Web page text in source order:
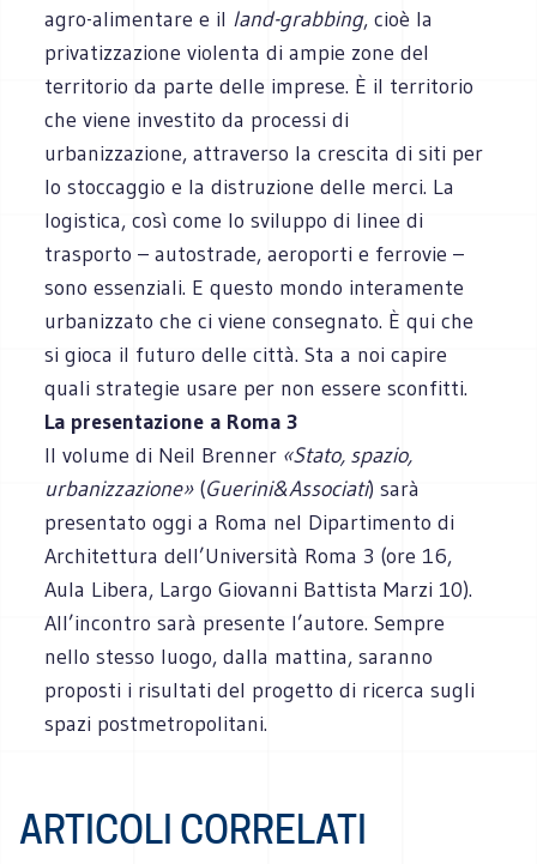
agro-alimentare e il land-grabbing, cioè la
privatizzazione violenta di ampie zone del
territorio da parte delle imprese. È il territorio
che viene investito da processi di
urbanizzazione, attraverso la crescita di siti per
lo stoccaggio e la distruzione delle merci. La
logistica, così come lo sviluppo di linee di
trasporto – autostrade, aeroporti e ferrovie –
sono essenziali. E questo mondo interamente
urbanizzato che ci viene consegnato. È qui che
si gioca il futuro delle città. Sta a noi capire
quali strategie usare per non essere sconfitti.
La presentazione a Roma 3
Il volume di Neil Brenner «Stato, spazio,
urbanizzazione»(Guerini&Associati) sarà
presentato oggi a Roma nel Dipartimento di
Architettura dell’Università Roma 3 (ore 16,
Aula Libera, Largo Giovanni Battista Marzi 10).
All’incontro sarà presente l’autore. Sempre
nello stesso luogo, dalla mattina, saranno
proposti i risultati del progetto di ricerca sugli
spazi postmetropolitani.
ARTICOLI CORRELATI